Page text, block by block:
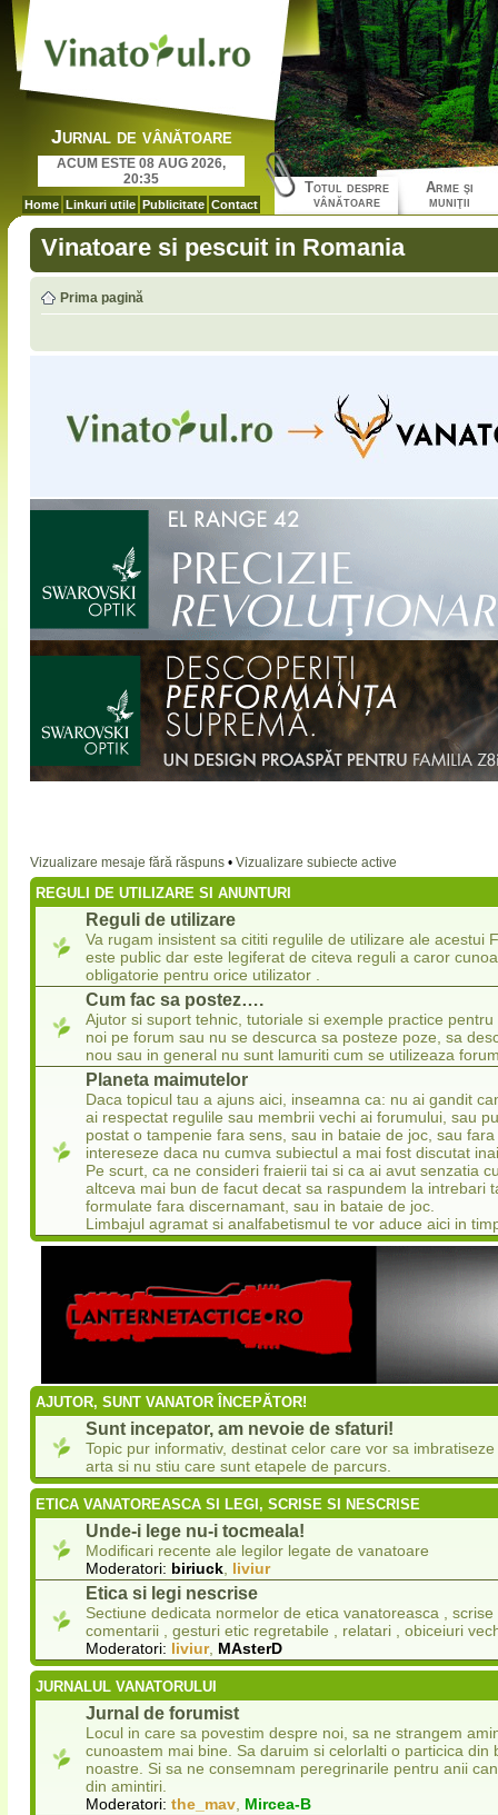
Jurnal de vânătoare
ACUM ESTE 08 AUG 2026,
20:35
Home Linkuri utile Publicitate Contact
Totul despre
vânătoare
Arme şi
muniţii
Vinatoare si pescuit in Romania
Prima pagină
Vizualizare mesaje fără răspuns • Vizualizare subiecte active
REGULI DE UTILIZARE SI ANUNTURI
Reguli de utilizare
Va rugam insistent sa cititi regulile de utilizare ale acestui
este public dar este legiferat de citeva reguli a caror
obligatorie pentru orice utilizator .
Cum fac sa postez….
Ajutor si suport tehnic, tutoriale si exemple practice
noi pe forum sau nu se descurca sa posteze poze, sa
nou sau in general nu sunt lamuriti cum se utilizeaza
Planeta maimutelor
Daca topicul tau a ajuns aici, inseamna ca: nu ai gandit
ai respectat regulile sau membrii vechi ai forumului, sau
postat o tampenie fara sens, sau in bataie de joc, sau
intereseze daca nu cumva subiectul a mai fost discutat
Pe scurt, ca ne consideri fraierii tai si ca ai avut senzatia
altceva mai bun de facut decat sa raspundem la intrebari
formulate fara discernamant, sau in bataie de joc.
Limbajul agramat si analfabetismul te vor aduce aici in
AJUTOR, SUNT VANATOR ÎNCEPĂTOR!
Sunt incepator, am nevoie de sfaturi!
Topic pur informativ, destinat celor care vor sa
arta si nu stiu care sunt etapele de parcurs.
ETICA VANATOREASCA SI LEGI, SCRISE SI NESCRISE
Unde-i lege nu-i tocmeala!
Modificari recente ale legilor legate de vanatoare
Moderatori: biriuck, liviur
Etica si legi nescrise
Sectiune dedicata normelor de etica vanatoreasca ,
comentarii , gesturi etic regretabile , relatari , obiceiuri
Moderatori: liviur, MAsterD
JURNALUL VANATORULUI
Jurnal de forumist
Locul in care sa povestim despre noi, sa ne strangem
cunoastem mai bine. Sa daruim si celorlalti o particica din
noastre. Si sa ne consemnam peregrinarile pentru anii
din amintiri.
Moderatori: the_mav, Mircea-B